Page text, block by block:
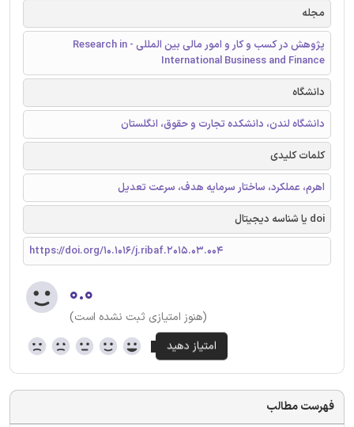
مجله
پژوهش در کسب و کار و امور مالی بین المللی - Research in
International Business and Finance
دانشگاه
دانشگاه لندن، دانشکده تجارت و حقوق، انگلستان
کلمات کلیدی
اهرم، عملکرد، ساختار سرمایه هدف، سرعت تعدیل
doi یا شناسه دیجیتال
https://doi.org/10.1016/j.ribaf.2015.03.004
۰.۰
(هنوز امتیازی ثبت نشده است)
فهرست مطالب